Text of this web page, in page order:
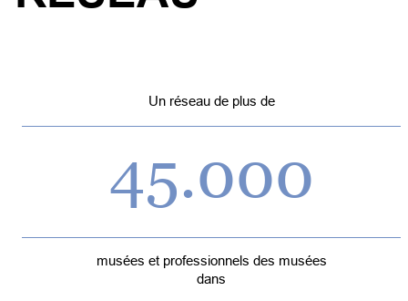
Un réseau de plus de
45.000
musées et professionnels des musées
dans